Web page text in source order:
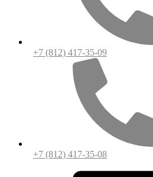
+7 (812) 417-35-09
+7 (812) 417-35-08